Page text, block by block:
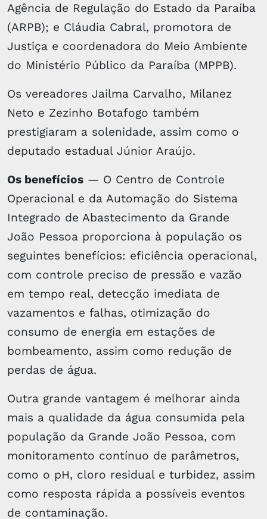
Agência de Regulação do Estado da Paraíba
(ARPB); e Cláudia Cabral, promotora de
Justiça e coordenadora do Meio Ambiente
do Ministério Público da Paraíba (MPPB).
Os vereadores Jailma Carvalho, Milanez
Neto e Zezinho Botafogo também
prestigiaram a solenidade, assim como o
deputado estadual Júnior Araújo.
Os benefícios — O Centro de Controle
Operacional e da Automação do Sistema
Integrado de Abastecimento da Grande
João Pessoa proporciona à população os
seguintes benefícios: eficiência operacional,
com controle preciso de pressão e vazão
em tempo real, detecção imediata de
vazamentos e falhas, otimização do
consumo de energia em estações de
bombeamento, assim como redução de
perdas de água.
Outra grande vantagem é melhorar ainda
mais a qualidade da água consumida pela
população da Grande João Pessoa, com
monitoramento contínuo de parâmetros,
como o pH, cloro residual e turbidez, assim
como resposta rápida a possíveis eventos
de contaminação.